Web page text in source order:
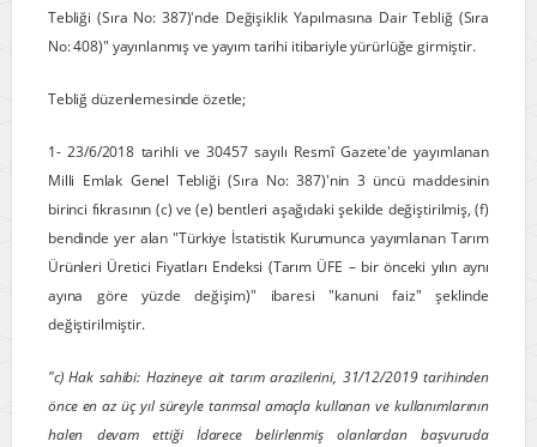
Tebliği (Sıra No: 387)'nde Değişiklik Yapılmasına Dair Tebliğ (Sıra
No: 408)" yayınlanmış ve yayım tarihi itibariyle yürürlüğe girmiştir.
Tebliğ düzenlemesinde özetle;
1- 23/6/2018 tarihli ve 30457 sayılı Resmî Gazete'de yayımlanan
Milli Emlak Genel Tebliği (Sıra No: 387)'nin 3 üncü maddesinin
birinci fıkrasının (c) ve (e) bentleri aşağıdaki şekilde değiştirilmiş, (f)
bendinde yer alan "Türkiye İstatistik Kurumunca yayımlanan Tarım
Ürünleri Üretici Fiyatları Endeksi (Tarım ÜFE – bir önceki yılın aynı
ayına göre yüzde değişim)" ibaresi "kanuni faiz" şeklinde
değiştirilmiştir.
"c) Hak sahibi: Hazineye ait tarım arazilerini, 31/12/2019 tarihinden
önce en az üç yıl süreyle tarımsal amaçla kullanan ve kullanımlarının
halen devam ettiği İdarece belirlenmiş olanlardan başvuruda